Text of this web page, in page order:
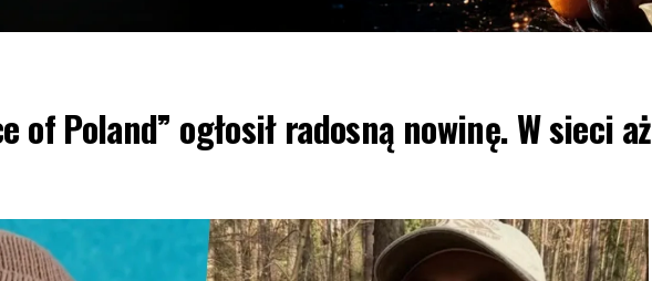
of Poland” ogłosił radosną nowinę. W sieci aż